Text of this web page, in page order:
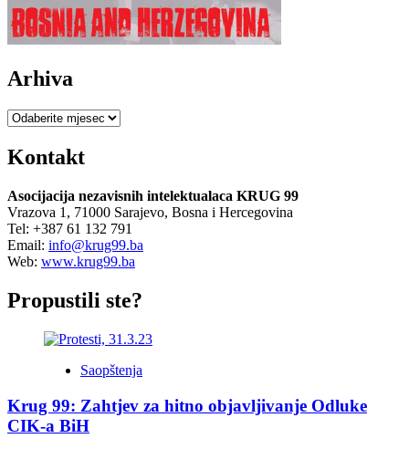
Arhiva
Arhiva
Kontakt
Asocijacija nezavisnih intelektualaca KRUG 99
Vrazova 1, 71000 Sarajevo, Bosna i Hercegovina
Tel: +387 61 132 791
Email: info@krug99.ba
Web: www.krug99.ba
Propustili ste?
Saopštenja
Krug 99: Zahtjev za hitno objavljivanje Odluke
CIK-a BiH